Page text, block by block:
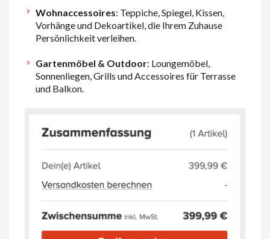
Wohnaccessoires: Teppiche, Spiegel, Kissen,
Vorhänge und Dekoartikel, die Ihrem Zuhause
Persönlichkeit verleihen.
Gartenmöbel & Outdoor: Loungemöbel,
Sonnenliegen, Grills und Accessoires für Terrasse
und Balkon.